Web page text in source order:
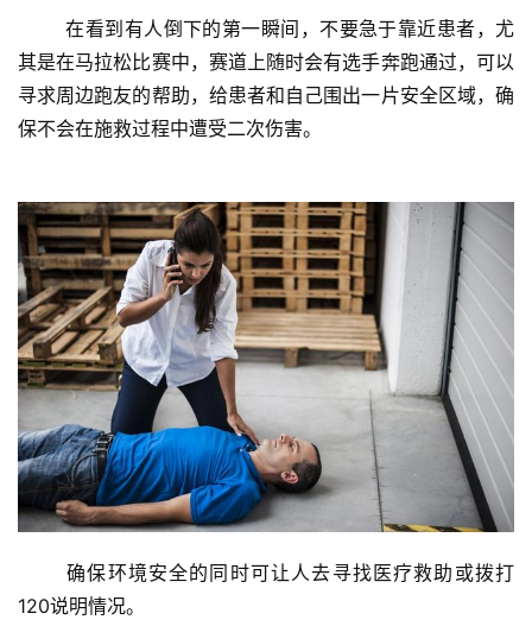
	在看到有人倒下的第一瞬间，不要急于靠近患者，尤
其是在马拉松比赛中，赛道上随时会有选手奔跑通过，可以
寻求周边跑友的帮助，给患者和自己围出一片安全区域，确
保不会在施救过程中遭受二次伤害。
	确保环境安全的同时可让人去寻找医疗救助或拨打
120说明情况。